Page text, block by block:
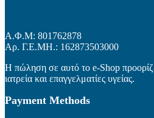
Α.Φ.Μ: 801762878
Αρ. Γ.Ε.ΜΗ.: 162873503000
Η πώληση σε αυτό το e-Shop
ιατρεία και επαγγελματίες υγείας.
Payment Methods